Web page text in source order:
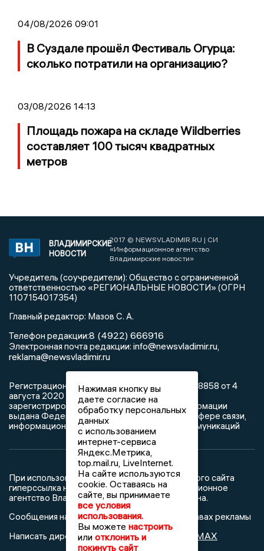
04/08/2026 09:01
В Суздале прошёл Фестиваль Огурца:
сколько потратили на организацию?
03/08/2026 14:13
Площадь пожара на складе Wildberries
составляет 100 тысяч квадратных
метров
ВЛАДИМИРСКИЕ
НОВОСТИ
2017 © NEWSVLADIMIR.RU | СИ
«Информационное агентство
Владимирские новости»
Учредитель (соучредители): Общество с ограниченной
ответственностью «РЕГИОНАЛЬНЫЕ НОВОСТИ» (ОГРН
1107154017354)
Главный редактор: Мазов С. А.
Телефон редакции:8 (4922) 666916
Электронная почта редакции: info@newsvladimir.ru,
reklama@newsvladimir.ru
Регистрационный номер: серия Эл № ФС77-78858 от 4
августа 2020 г. согласно выписке из реестра
зарегистрированных средств массовой информации
выдана Федеральной службой по надзору в сфере связи,
информационных технологий и массовых коммуникаций
При использовании любого материала с данного сайта
гиперссылка на Сетевое издание «Информационное
агентство Владимирские новости» обязательна.
Сообщения на сером фоне размещены на правах рекламы
Написать директору в телеграм@mazov MAX
Нажимая кнопку вы
даете согласие на
обработку персональных
данных
с использованием
интернет-сервиса
Яндекс.Метрика,
top.mail.ru, LiveInternet.
На сайте используются
cookie. Оставаясь на
сайте, вы принимаете
все условия
использования.
Вы можете настроить
или отклонить и
покинуть сайт